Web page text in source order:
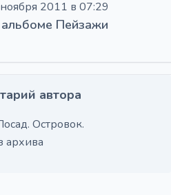
2011 в 07:29
Пейзажи
автора
Островок.
архива